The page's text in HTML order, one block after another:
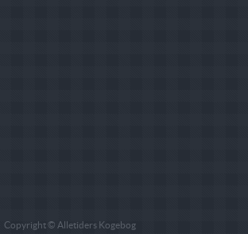
Copyright © Alletiders Kogebog